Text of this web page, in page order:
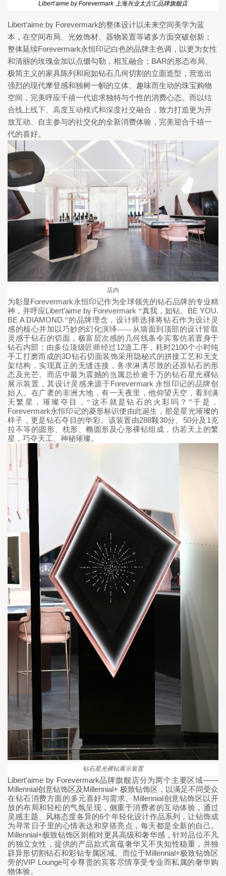
Libert’aime by Forevermark 上海兴业太古汇品牌旗舰店
Libert’aime by Forevermark的整体设计以未来空间美学为蓝
本， 在空间布局、光效饰材、器物装置等诸多方面突破创新；
整体延续Forevermark永恒印记白色的品牌主色调，以更为女性
和清丽的玫瑰金加以点缀勾勒，相互融合； BAR的形态布局、
极简主义的家具陈列和宛如钻石几何切割的立面造型，营造出
强烈的现代摩登感和独树一帜的立体、趣味而生动的珠宝购物
空间， 完美呼应千禧一代追求独特与个性的消费心态。而以结
合线上线下、高度互动模式和深度社交融合， 致力打造更为开
放互动、自主参与的社交化的全新消费体验， 完美迎合千禧一
代的喜好。
店内
为彰显Forevermark永恒印记作为全球领先的钻石品牌的专业精
神，并呼应Libert’aime by Forevermark “真我，如钻。 BE YOU.
BE A DIAMOND.”的品牌理念 ，设计师选择将钻石作为设计灵
感的核心并加以巧妙的幻化演绎——从墙面到顶部的设计皆取
灵感于钻石的切面，极富层次感的几何线条令宾客仿若置身于
钻石内部；由多位顶级匠师经过12道工序，耗时2100个小时纯
手工打磨而成的3D钻石切面装饰采用隐秘式的拼接工艺和无支
架结构，实现真正的无缝连接，务求淋漓尽致的还原钻石的形
态及光芒。而店中最为震撼的当属总价逾千万的钻石星光裸钻
展示装置，其设计灵感来源于Forevermark 永恒印记的品牌创
始人。在广袤的非洲大地，有一天夜里，他仰望天空，看到满
天繁星，璀璨夺目，“这不就是钻石的火彩吗？”于是，
Forevermark永恒印记的菱形标识便由此诞生，那是星光璀璨的
样子，更是钻石夺目的华彩。该装置由288颗30分、 50分及 1克
拉不等的圆形、枕形、椭圆形及心形裸钻组成，仿若天上的繁
星，巧夺天工、神秘璀璨。
钻石星光裸钻展示装置
Libert’aime by Forevermark品牌旗舰店分为两个主要区域——
Millennial创意钻饰区及 Millennial+ 极致钻饰区，以满足不同受众
在钻石消费方面的多元喜好与需求。 Millennial创意钻饰区以开
放的布局和轻松的气氛呈现，侧重于消费者的互动体验，通过
灵感主题、风格态度各异的6个年轻化设计作品系列，让钻饰成
为寻常日子里的心情表达和穿搭亮点，每天都是全新的自己。
Millennial+极致钻饰区则相对更具高级和奢华感，针对品位不凡
的独立女性， 提供的产品款式富蕴奢华又不失知性稳重，并独
辟异形切割钻石和彩钻专属区域。而位于Millennial+极致钻饰区
旁的VIP Lounge可令尊贵的宾客尽情享受专业而私属的奢华购
物体验。